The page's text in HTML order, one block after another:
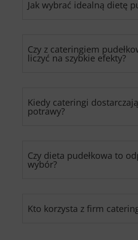
Jak wybrać idealną dietę
Czy z cateringiem
liczyć na szybkie efekty?
Kiedy cateringi
potrawy?
Czy dieta pudełkowa to
wybór?
Kto korzysta z firm